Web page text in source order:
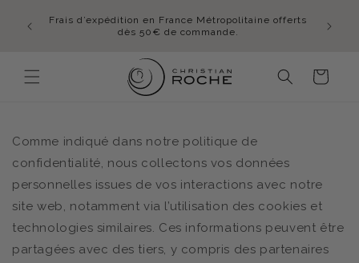
passer
au
Frais d’expédition en France Métropolitaine offerts
dès 50€ de commande.
lundi
Panier
Comme indiqué dans notre politique de
confidentialité, nous collectons vos données
personnelles issues de vos interactions avec notre
site web, notamment via l’utilisation des cookies et
technologies similaires. Ces informations peuvent être
partagées avec des tiers, y compris des partenaires